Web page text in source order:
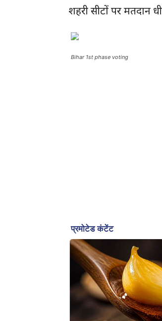
शहरी सीटों पर मतदान
Bihar 1st phase voting